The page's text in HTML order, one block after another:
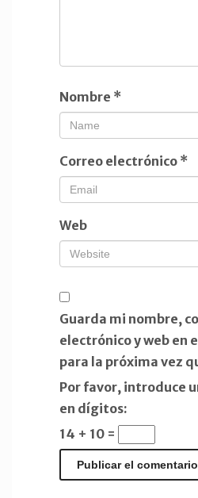
Nombre *
Correo electrónico *
Web
Guarda mi nombre,
electrónico y web en
para la próxima vez
Por favor, introduce
en dígitos:
14 + 10 =